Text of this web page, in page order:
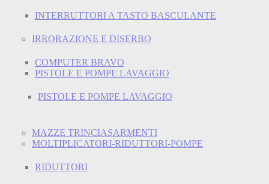
INTERRUTTORI A TASTO BASCULANTE
IRRORAZIONE E DISERBO
COMPUTER BRAVO
PISTOLE E POMPE LAVAGGIO
PISTOLE E POMPE LAVAGGIO
MAZZE TRINCIASARMENTI
MOLTIPLICATORI-RIDUTTORI-POMPE
RIDUTTORI